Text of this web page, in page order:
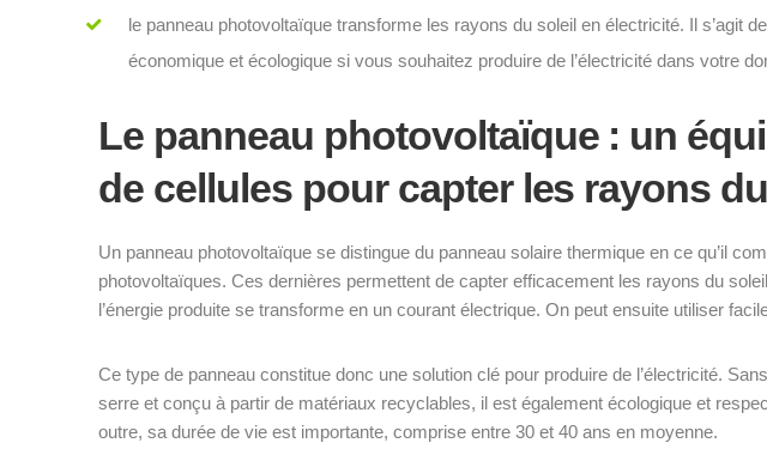
le panneau photovoltaïque transforme les rayons du soleil en électricité. Il s’agit
économique et écologique si vous souhaitez produire de l’électricité dans votre
Le panneau photovoltaïque : un
de cellules pour capter les rayons
Un panneau photovoltaïque se distingue du panneau solaire thermique en ce qu’il
photovoltaïques. Ces dernières permettent de capter efficacement les rayons du
l’énergie produite se transforme en un courant électrique. On peut ensuite utiliser
Ce type de panneau constitue donc une solution clé pour produire de l’électricité.
serre et conçu à partir de matériaux recyclables, il est également écologique et
outre, sa durée de vie est importante, comprise entre 30 et 40 ans en moyenne.